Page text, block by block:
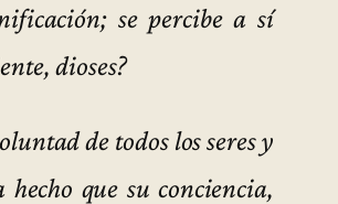
se percibe a sí
dioses?
de todos los seres y
que su conciencia,